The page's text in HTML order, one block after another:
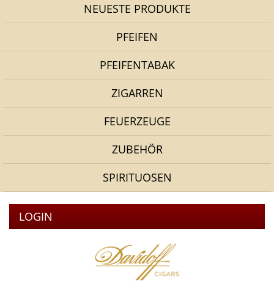
NEUESTE PRODUKTE
PFEIFEN
PFEIFENTABAK
ZIGARREN
FEUERZEUGE
ZUBEHÖR
SPIRITUOSEN
LOGIN